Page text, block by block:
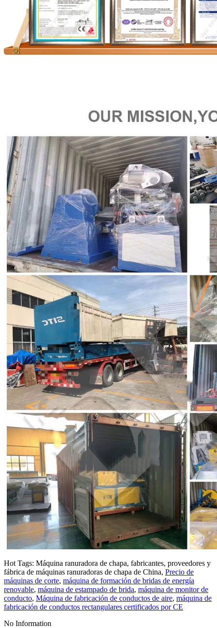
Hot Tags: Máquina ranuradora de chapa, fabricantes, proveedores y
fábrica de máquinas ranuradoras de chapa de China, Precio de
máquinas de corte, máquina de formación de bridas de energía
renovable, máquina de estampado de brida, máquina de monitor de
conducto, Máquina de fabricación de conductos de aire, máquina de
fabricación de conductos rectangulares certificados por CE
No Information